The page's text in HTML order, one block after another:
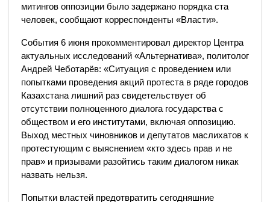
митингов оппозиции было задержано порядка ста
человек, сообщают корреспонденты «Власти».
События 6 июня прокомментировал директор Центра
актуальных исследований «Альтернатива», политолог
Андрей Чеботарёв: «Ситуация с проведением или
попытками проведения акций протеста в ряде городов
Казахстана лишний раз свидетельствует об
отсутствии полноценного диалога государства с
обществом и его институтами, включая оппозицию.
Выход местных чиновников и депутатов маслихатов к
протестующим с выяснением «кто здесь прав и не
прав» и призывами разойтись таким диалогом никак
назвать нельзя.
Попытки властей предотвратить сегодняшние